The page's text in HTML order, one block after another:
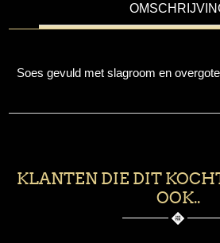
Soes gevuld met slagroom en
KLANTEN DIE DIT
OOK..